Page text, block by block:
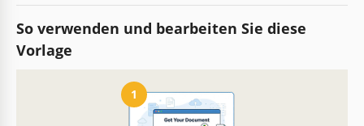
So verwenden und bearbeiten Sie diese
Vorlage
1